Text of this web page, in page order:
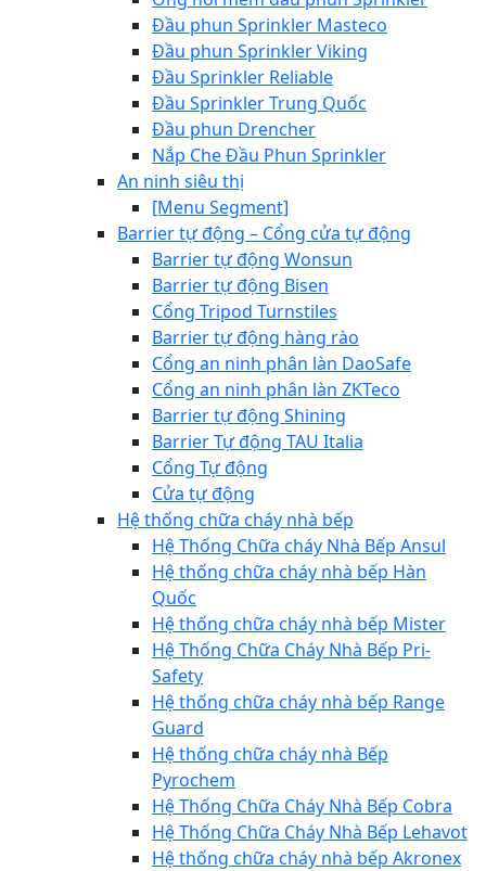
Đầu phun Sprinkler Masteco
Đầu phun Sprinkler Viking
Đầu Sprinkler Reliable
Đầu Sprinkler Trung Quốc
Đầu phun Drencher
Nắp Che Đầu Phun Sprinkler
An ninh siêu thị
[Menu Segment]
Barrier tự động – Cổng cửa tự động
Barrier tự động Wonsun
Barrier tự động Bisen
Cổng Tripod Turnstiles
Barrier tự động hàng rào
Cổng an ninh phân làn DaoSafe
Cổng an ninh phân làn ZKTeco
Barrier tự động Shining
Barrier Tự động TAU Italia
Cổng Tự động
Cửa tự động
Hệ thống chữa cháy nhà bếp
Hệ Thống Chữa cháy Nhà Bếp Ansul
Hệ thống chữa cháy nhà bếp Hàn
Quốc
Hệ thống chữa cháy nhà bếp Mister
Hệ Thống Chữa Cháy Nhà Bếp Pri-
Safety
Hệ thống chữa cháy nhà bếp Range
Guard
Hệ thống chữa cháy nhà Bếp
Pyrochem
Hệ Thống Chữa Cháy Nhà Bếp Cobra
Hệ Thống Chữa Cháy Nhà Bếp Lehavot
Hệ thống chữa cháy nhà bếp Akronex